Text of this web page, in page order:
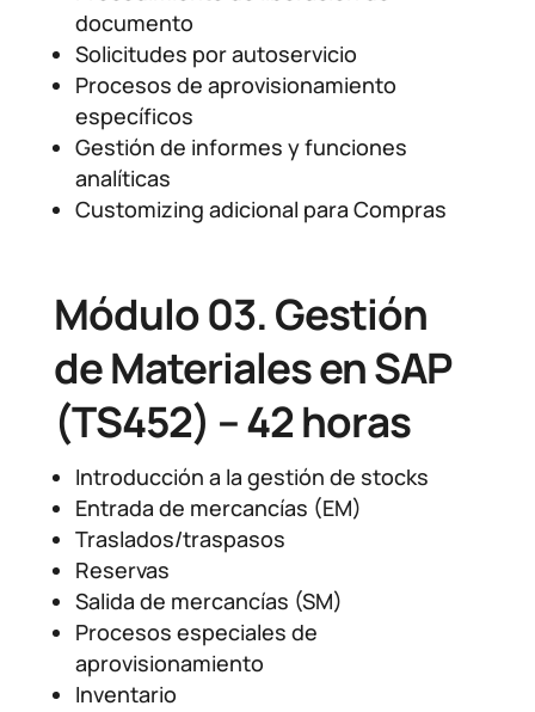
documento
Solicitudes por autoservicio
Procesos de aprovisionamiento
específicos
Gestión de informes y funciones
analíticas
Customizing adicional para Compras
Módulo 03. Gestión
de Materiales en SAP
(TS452) – 42 horas
Introducción a la gestión de stocks
Entrada de mercancías (EM)
Traslados/traspasos
Reservas
Salida de mercancías (SM)
Procesos especiales de
aprovisionamiento
Inventario